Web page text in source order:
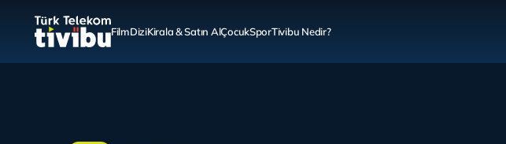
FilmDiziKirala & Satın AlÇocukSporTivibu Nedir?